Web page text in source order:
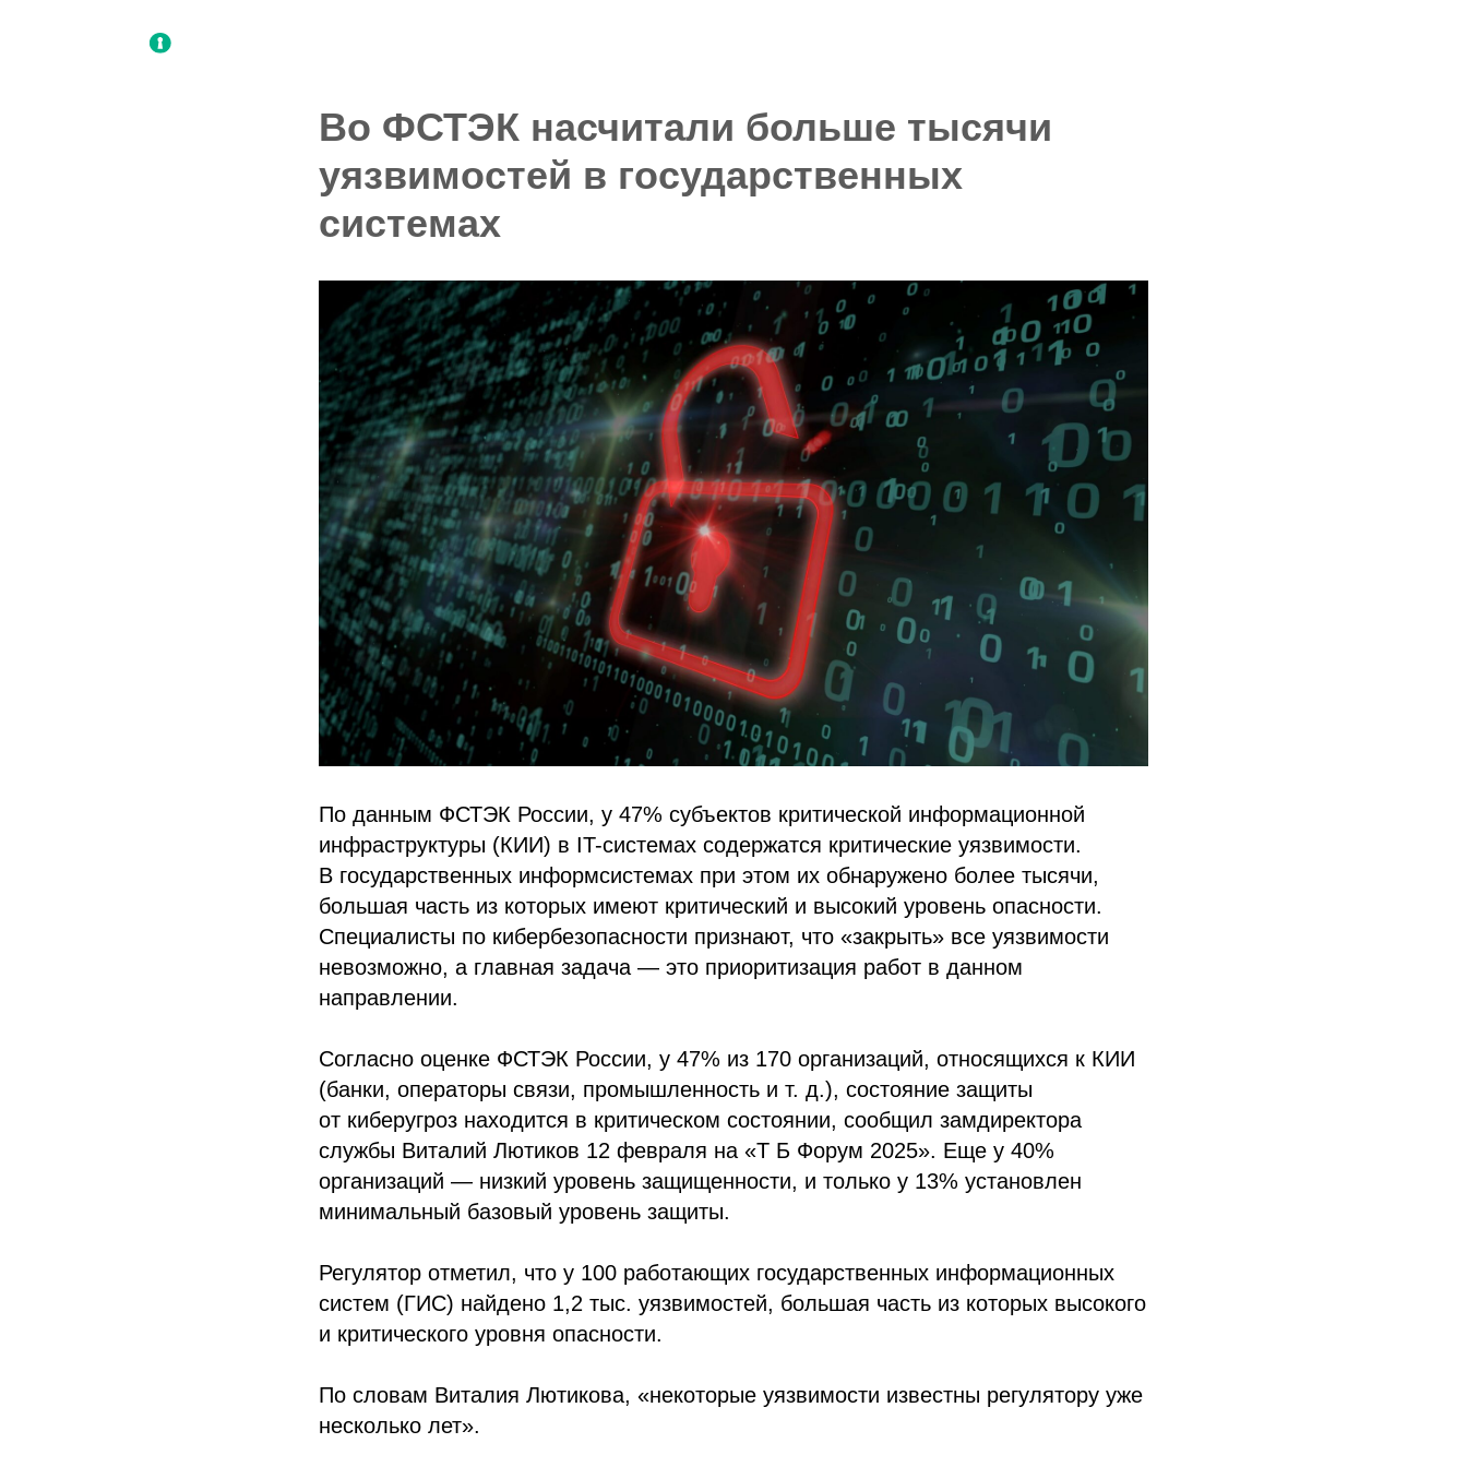
Во ФСТЭК насчитали больше тысячи
уязвимостей в государственных
системах
По данным ФСТЭК России, у 47% субъектов критической информационной
инфраструктуры (КИИ) в IT-системах содержатся критические уязвимости.
В государственных информсистемах при этом их обнаружено более тысячи,
большая часть из которых имеют критический и высокий уровень опасности.
Специалисты по кибербезопасности признают, что «закрыть» все уязвимости
невозможно, а главная задача — это приоритизация работ в данном
направлении.
Согласно оценке ФСТЭК России, у 47% из 170 организаций, относящихся к КИИ
(банки, операторы связи, промышленность и т. д.), состояние защиты
от киберугроз находится в критическом состоянии, сообщил замдиректора
службы Виталий Лютиков 12 февраля на «Т Б Форум 2025». Еще у 40%
организаций — низкий уровень защищенности, и только у 13% установлен
минимальный базовый уровень защиты.
Регулятор отметил, что у 100 работающих государственных информационных
систем (ГИС) найдено 1,2 тыс. уязвимостей, большая часть из которых высокого
и критического уровня опасности.
По словам Виталия Лютикова, «некоторые уязвимости известны регулятору уже
несколько лет».